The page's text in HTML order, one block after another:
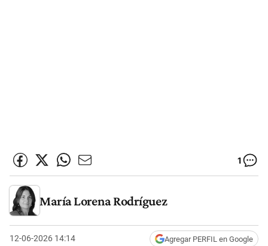
1
María Lorena Rodríguez
12-06-2026 14:14 Agregar PERFIL en Google